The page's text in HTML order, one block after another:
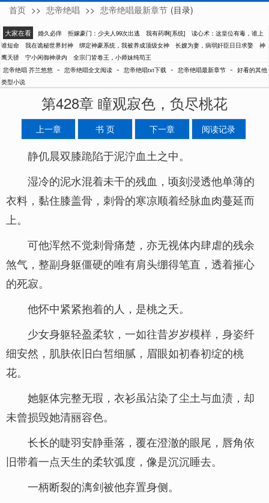
芥兰悠悠
首页 >> 悲帝绝唱 >> 悲帝绝唱最新章节 (目录)
大家在看 婚久必痒 拒嫁豪门：少夫人99次出逃 我有药啊[系统]
读心术：这皇位有毒，谁上
谁短命
我在诡秘世界封神 绑定神豪系统，我被养成顶级女神 长嫂为妻，病弱奸臣日日求娶
神
鹰天骄
宁小闲御神录内
全宗门皆卷王，小师妹纯苟王
悲帝绝唱 芥兰悠悠 - 悲帝绝唱全文阅读 - 悲帝绝唱txt下载 - 悲帝绝唱最新章节 - 好看的其他
类型小说
第428章 瞳观寂色，负尽桃花
上一章 书 页 下一章 阅读记录
静仉晨双膝跪陷于泥泞血土之中。
湿冷的泥水混着未干的残血，顷刻浸透他单薄的
衣料，黏住膝盖骨，刺骨的寒凉顺着经脉血肉蔓延而
上。
可他浑然不觉刺骨痛楚，亦无视体内肆虐的残余
煞气，整副身躯僵硬的唯有肩头绷得笔直，透着摧心
的死寂。
他怀中紧紧抱着的人，是桃之夭。
少女身躯轻盈柔软，一如往昔岁岁模样，身姿纤
细安然，肌肤依旧白皙细腻，眉眼如初春初绽的桃
花。
她躯体完整无瑕，衣衫虽沾染了尘土与血渍，却
未曾损毁她清丽容色。
长长的睫羽安静垂落，覆在澄澈的眼尾，唇角依
旧带着一点天生的柔软弧度，像是沉沉睡去。
一柄断裂的漓剑被他弃置身侧。